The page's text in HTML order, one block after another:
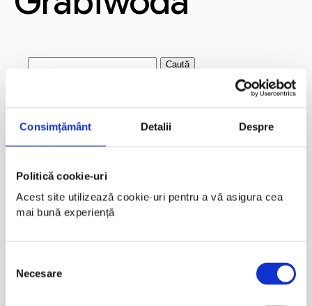
Consimțământ Detalii Despre
Politică cookie-uri
Acest site utilizează cookie-uri pentru a vă asigura cea
mai bună experiență
consimțământului
Necesare
Caută
Andi Jarvis
Cristian Manafu
Alex Grecu
Marius Marin